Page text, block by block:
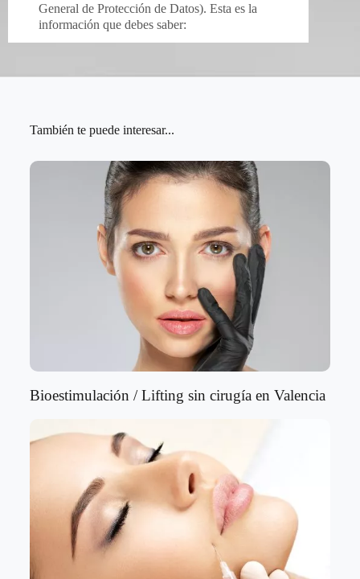
General de Protección de Datos). Esta es la
información que debes saber:
También te puede interesar...
Bioestimulación / Lifting sin cirugía en Valencia